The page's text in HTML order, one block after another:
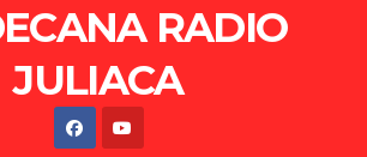
RADIO
JULIACA